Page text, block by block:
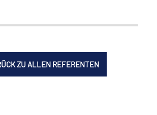
ZU ALLEN REFERENTEN